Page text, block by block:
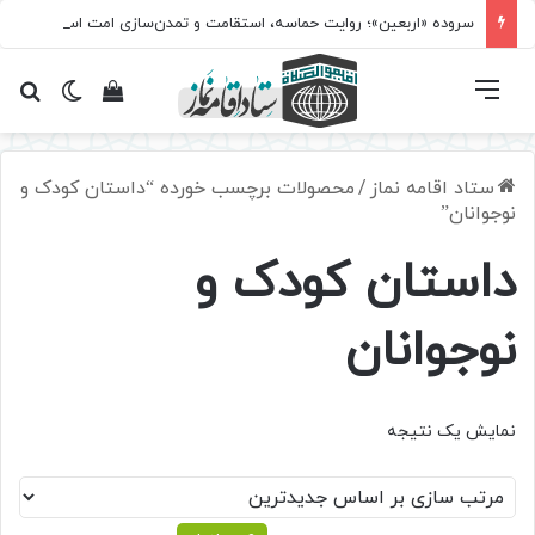
تغییرمشاهده فهرست
ستاد اقامه نماز /محصولات برچسب خورده “داستان کودک و
نوجوانان”
داستان کودک و
نوجوانان
نمایش یک نتیجه